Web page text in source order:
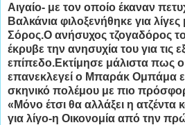
Αιγαίο- με τον οποίο έκαναν
Βαλκάνια φιλοξενήθηκε για λίγες
Σόρος.Ο ανήσυχος τζογαδόρος
έκρυβε την ανησυχία του για τις
επίπεδο.Εκτίμησε μάλιστα πως
επανεκλεγεί ο Μπαράκ Ομπάμα
σκηνικό πολέμου με πιο
«Μόνο έτσι θα αλλάξει η ατζέντα
για λίγο-η Οικονομία από την